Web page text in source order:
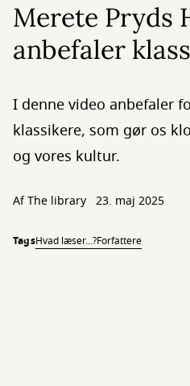
Merete Pryds
anbefaler
I denne video anbefaler
klassikere, som gør os
og vores kultur.
Af The library 23. maj 2025
TagsHvad læser...?Forfattere